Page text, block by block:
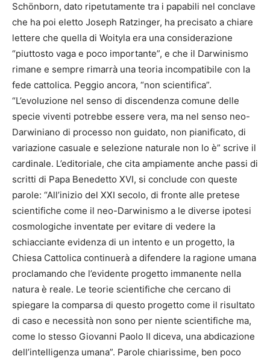
Schönborn, dato ripetutamente tra i papabili nel conclave
che ha poi eletto Joseph Ratzinger, ha precisato a chiare
lettere che quella di Woityla era una considerazione
“piuttosto vaga e poco importante”, e che il Darwinismo
rimane e sempre rimarrà una teoria incompatibile con la
fede cattolica. Peggio ancora, “non scientifica”.
“L’evoluzione nel senso di discendenza comune delle
specie viventi potrebbe essere vera, ma nel senso neo-
Darwiniano di processo non guidato, non pianificato, di
variazione casuale e selezione naturale non lo è” scrive il
cardinale. L’editoriale, che cita ampiamente anche passi di
scritti di Papa Benedetto XVI, si conclude con queste
parole: “All’inizio del XXI secolo, di fronte alle pretese
scientifiche come il neo-Darwinismo a le diverse ipotesi
cosmologiche inventate per evitare di vedere la
schiacciante evidenza di un intento e un progetto, la
Chiesa Cattolica continuerà a difendere la ragione umana
proclamando che l’evidente progetto immanente nella
natura è reale. Le teorie scientifiche che cercano di
spiegare la comparsa di questo progetto come il risultato
di caso e necessità non sono per niente scientifiche ma,
come lo stesso Giovanni Paolo II diceva, una abdicazione
dell’intelligenza umana”. Parole chiarissime, ben poco